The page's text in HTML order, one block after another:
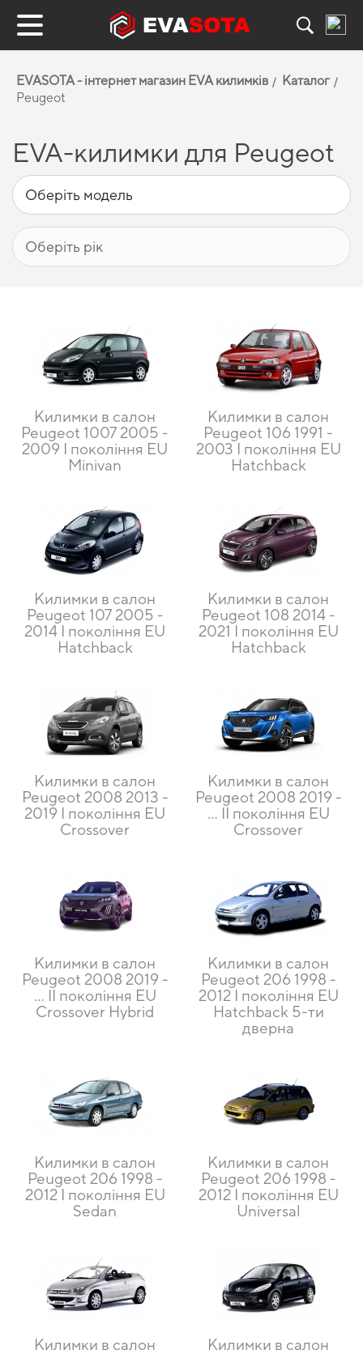
EVASOTA - інтернет магазин EVA килимків
Каталог
Peugeot
EVA-килимки для Peugeot
Килимки в салон
Peugeot 1007 2005 -
2009 I покоління EU
Minivan
Килимки в салон
Peugeot 106 1991 -
2003 I покоління EU
Hatchback
Килимки в салон
Peugeot 107 2005 -
2014 I покоління EU
Hatchback
Килимки в салон
Peugeot 108 2014 -
2021 I покоління EU
Hatchback
Килимки в салон
Peugeot 2008 2013 -
2019 I покоління EU
Crossover
Килимки в салон
Peugeot 2008 2019 -
… II покоління EU
Crossover
Килимки в салон
Peugeot 2008 2019 -
… II покоління EU
Crossover Hybrid
Килимки в салон
Peugeot 206 1998 -
2012 I покоління EU
Hatchback 5-ти
дверна
Килимки в салон
Peugeot 206 1998 -
2012 I покоління EU
Sedan
Килимки в салон
Peugeot 206 1998 -
2012 I покоління EU
Universal
Килимки в салон
Килимки в салон